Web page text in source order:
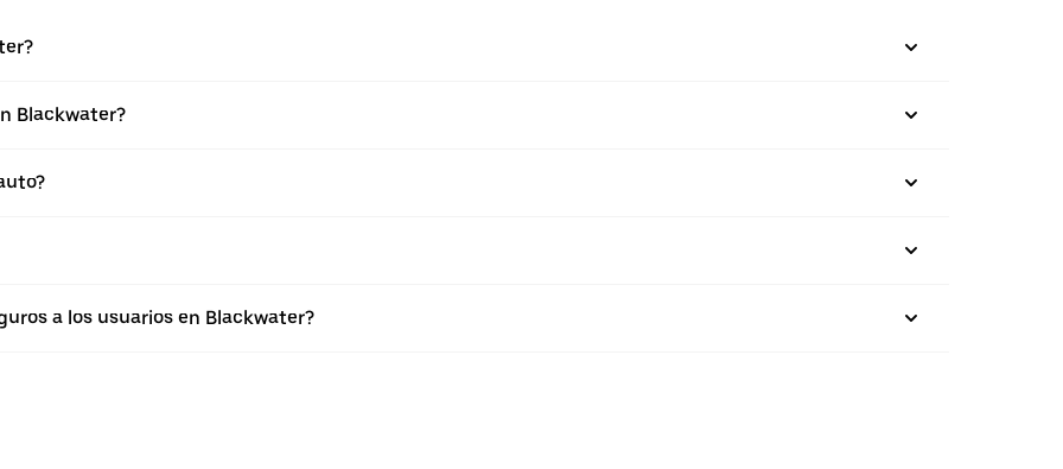
Blackwater?
a los usuarios en Blackwater?